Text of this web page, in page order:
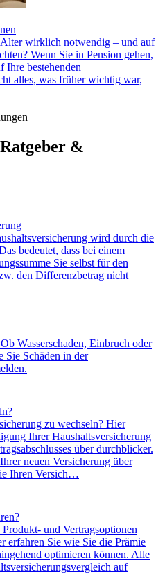
wirklich notwendig – und auf
Wenn Sie in Pension gehen,
bestehenden
alles, was früher wichtig war,
&
wird durch die
bedeutet, dass bei einem
Sie selbst für den
den Differenzbetrag nicht
Wasserschaden, Einbruch oder
Sie Schäden in der
zu wechseln? Hier
Ihrer Haushaltsversicherung
über durchblicker.
neuen Versicherung über
Ihren Versich…
und Vertragsoptionen
erfahren Sie wie Sie die Prämie
optimieren können. Alle
auf